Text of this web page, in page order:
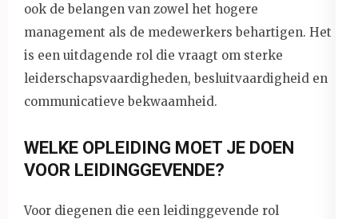
ook de belangen van zowel het hogere
management als de medewerkers behartigen. Het
is een uitdagende rol die vraagt om sterke
leiderschapsvaardigheden, besluitvaardigheid en
communicatieve bekwaamheid.
WELKE OPLEIDING MOET JE DOEN
VOOR LEIDINGGEVENDE?
Voor diegenen die een leidinggevende rol